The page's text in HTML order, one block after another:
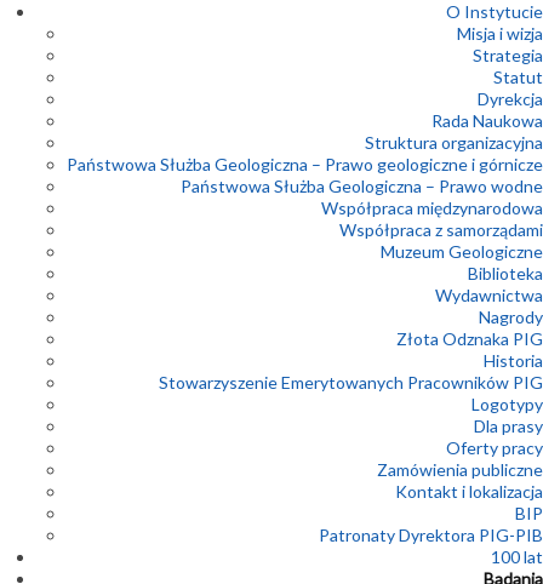
O Instytucie
Misja i wizja
Strategia
Statut
Dyrekcja
Rada Naukowa
Struktura organizacyjna
Państwowa Służba Geologiczna – Prawo geologiczne i górnicze
Państwowa Służba Geologiczna – Prawo wodne
Współpraca międzynarodowa
Współpraca z samorządami
Muzeum Geologiczne
Biblioteka
Wydawnictwa
Nagrody
Złota Odznaka PIG
Historia
Stowarzyszenie Emerytowanych Pracowników PIG
Logotypy
Dla prasy
Oferty pracy
Zamówienia publiczne
Kontakt i lokalizacja
BIP
Patronaty Dyrektora PIG-PIB
100 lat
Badania